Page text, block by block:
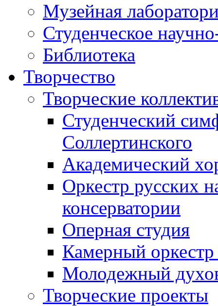
Музейная
Студенческое
Библиотека
Творчество
Творческие
Студенческий
Соллертинского
Академический
Оркестр русских
консерватории
Оперная студия
Камерный оркестр
Молодежный
Творческие проекты